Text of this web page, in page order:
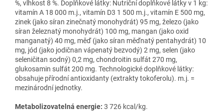
%, vlhkost 8 %. Doplňkové látky: Nutriční doplňkové látky v 1 kg:
vitamín A 18 000 m.j., vitamín D3 1 500 m.j., vitamín E 500 mg,
zinek (jako síran zinečnatý monohydrát) 95 mg, železo (jako
síran železnatý monohydrát) 100 mg, mangan (jako oxid
manganatý) 40 mg, měď (jako síran měďnatý pentahydrát) 10
mg, jód (jako jodičnan vápenatý bezvodý) 2 mg, selen (jako
seleničitan sodný) 0,2 mg, chondroitin sulfát 270 mg,
glukosamin sulfát 200 mg. Technologické doplňkové látky:
obsahuje přírodní antioxidanty (extrakty tokoferolu). m.j. =
mezinárodní jednotky.
Metabolizovatelná energie: 3 726 kcal/kg.